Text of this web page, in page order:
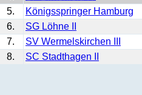
5.
Königsspringer Hamburg
6.
SG Löhne II
7.
SV Wermelskirchen III
8.
SC Stadthagen II